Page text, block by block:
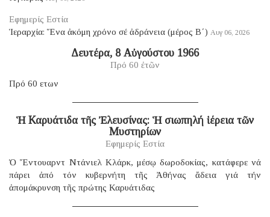
Εφημερίς Εστία
Ἱεραρχία: Ἕνα ἀκόμη χρόνο σέ ἀδράνεια (μέρος B΄) Αυγ 06, 2026
Δευτέρα, 8 Αὐγούστου 1966
Πρό 60 ἐτῶν
Πρό 60 ετων
Ἡ Καρυάτιδα τῆς Ἐλευσίνας: Ἡ σιωπηλή ἱέρεια τῶν
Μυστηρίων
Εφημερίς Εστία
Ὁ Ἔντουαρντ Ντάνιελ Κλάρκ, μέσῳ δωροδοκίας, κατάφερε νά
πάρει ἀπό τόν κυβερνήτη τῆς Ἀθήνας ἄδεια γιά τήν
ἀπομάκρυνση τῆς πρώτης Καρυάτιδας